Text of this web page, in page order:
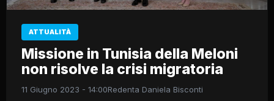
ATTUALITÀ
Missione in Tunisia della Meloni
non risolve la crisi migratoria
11 Giugno 2023 - 14:00Redenta Daniela Bisconti